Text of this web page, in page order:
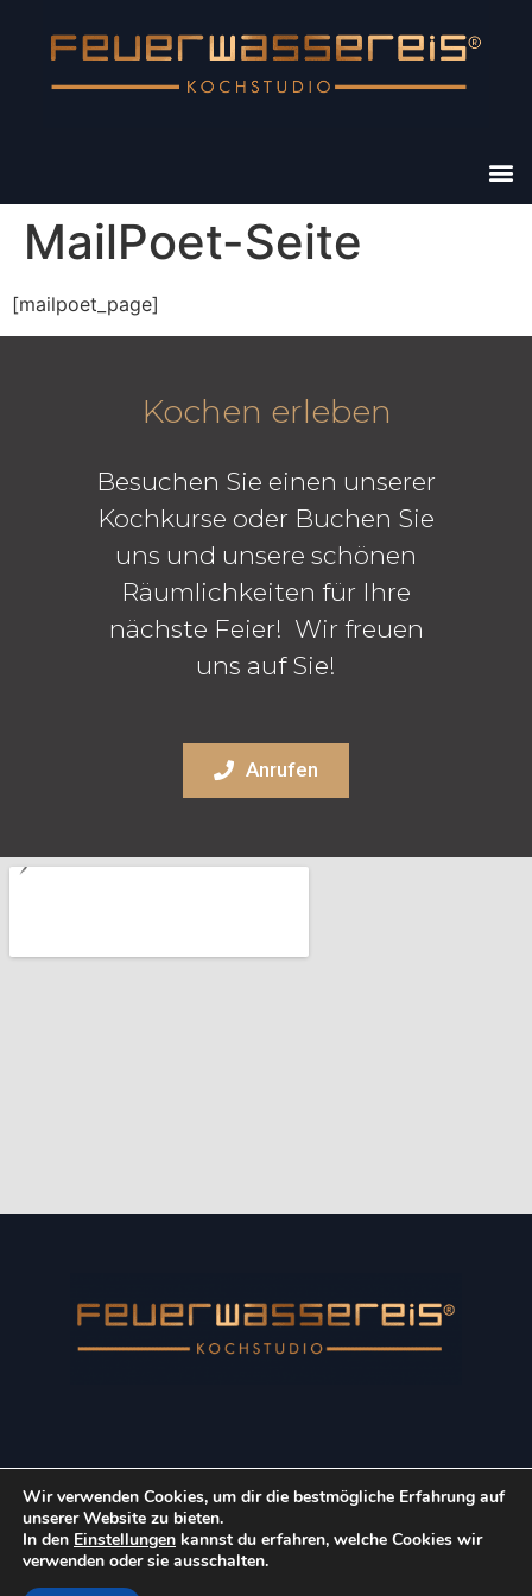
MailPoet-Seite
[mailpoet_page]
Kochen erleben
Besuchen Sie einen unserer
Kochkurse oder Buchen Sie
uns und unsere schönen
Räumlichkeiten für Ihre
nächste Feier! Wir freuen
uns auf Sie!
Anrufen
Copyright © 2022 Kulinarik-Event GmbH. Alle Rechte
vorbehalten.
Impressum Datenschutz
Wir verwenden Cookies, um dir die bestmögliche Erfahrung auf
unserer Website zu bieten.
In den Einstellungen kannst du erfahren, welche Cookies wir
verwenden oder sie ausschalten.